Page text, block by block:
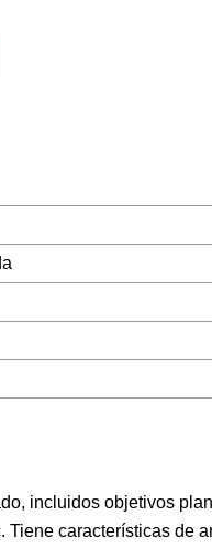
incluidos objetivos
características de